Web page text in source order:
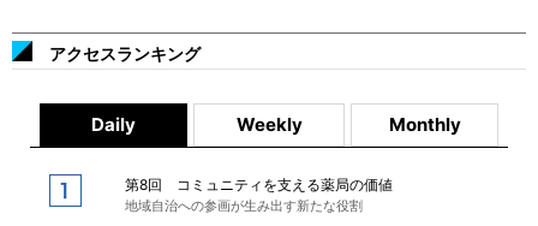
アクセスランキング
Daily Weekly Monthly
第8回 コミュニティを支える薬局の価値
地域自治への参画が生み出す新たな役割